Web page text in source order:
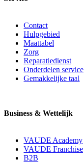
Contact
Hulpgebied
Maattabel
Zorg
Reparatiedienst
Onderdelen service
Gemakkelijke taal
Business & Wettelijk
VAUDE Academy
VAUDE Franchise
B2B